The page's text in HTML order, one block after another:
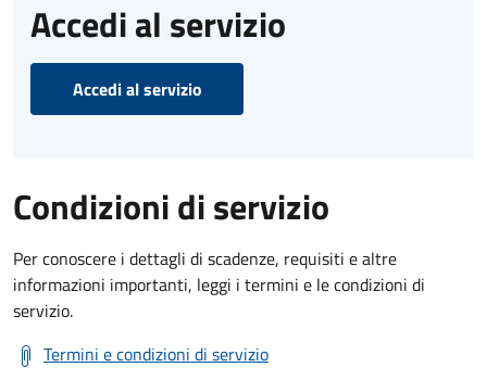
Accedi al servizio
Accedi al servizio
Condizioni di servizio
Per conoscere i dettagli di scadenze, requisiti e altre
informazioni importanti, leggi i termini e le condizioni di
servizio.
Termini e condizioni di servizio